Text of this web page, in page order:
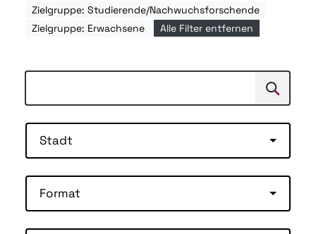
Zielgruppe: Studierende/Nachwuchsforschende
Zielgruppe: Erwachsene
Alle Filter entfernen
Suchen
Stadt
Format